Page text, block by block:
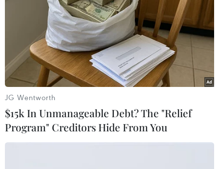
ngày 29/4 đến 6/5, có thể kéo dài đến ngày Môi
trường Thế giới 5/6.
JG Wentworth
$15k In Unmanageable Debt? The "Relief
Program" Creditors Hide From You